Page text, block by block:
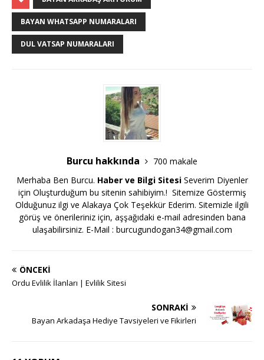
BAYAN WHATSAPP NUMARALARI
DUL VATSAP NUMARALARI
Burcu hakkında
700 makale
Merhaba Ben Burcu. Haber ve Bilgi SitesiSeverim Diyenler
için Oluşturduğum bu sitenin sahibiyim.! Sitemize Göstermiş
Olduğunuz ilgi ve Alakaya Çok Teşekkür Ederim. Sitemizle ilgili
görüş ve önerileriniz için, aşşağıdaki e-mail adresinden bana
ulaşabilirsiniz. E-Mail : burcugundogan34@gmail.com
ÖNCEKI
Ordu Evlilik İlanları | Evlilik Sitesi
SONRAKI
Bayan Arkadaşa Hediye Tavsiyeleri ve Fikirleri